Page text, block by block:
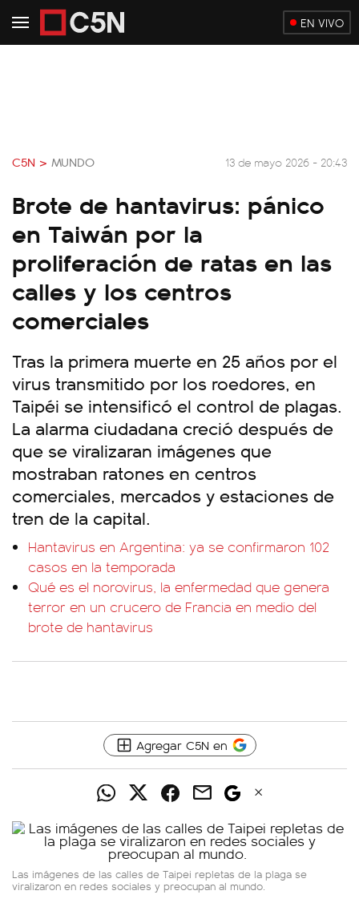
EN VIVO
C5N > MUNDO 13 de mayo 2026 - 20:43
Brote de hantavirus: pánico
en Taiwán por la
proliferación de ratas en las
calles y los centros
comerciales
Tras la primera muerte en 25 años por el
virus transmitido por los roedores, en
Taipéi se intensificó el control de plagas.
La alarma ciudadana creció después de
que se viralizaran imágenes que
mostraban ratones en centros
comerciales, mercados y estaciones de
tren de la capital.
Hantavirus en Argentina: ya se confirmaron 102
casos en la temporada
Qué es el norovirus, la enfermedad que genera
terror en un crucero de Francia en medio del
brote de hantavirus
Agregar C5N en
Las imágenes de las calles de Taipei repletas de la plaga se
viralizaron en redes sociales y preocupan al mundo.